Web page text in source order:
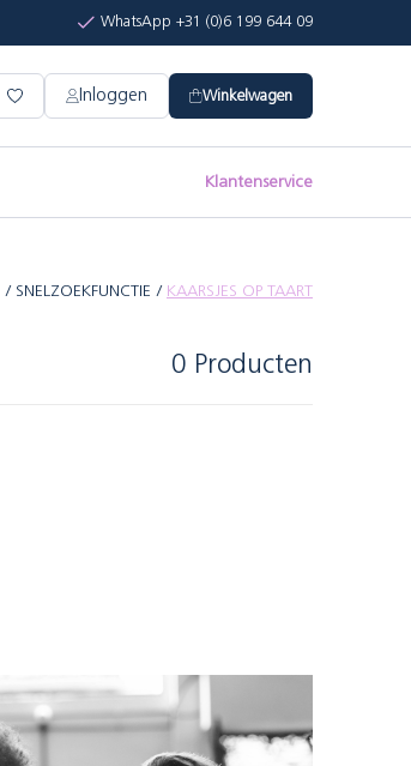
WhatsApp +31 (0)6 199 644 09
Inloggen Winkelwagen
Klantenservice
SNELZOEKFUNCTIE KAARSJES OP TAART
0 Producten